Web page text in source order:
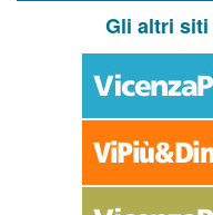
Gli altri